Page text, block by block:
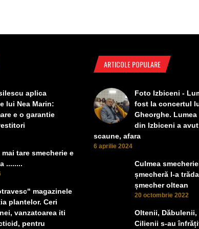
aplica
lui Nea Marin:
e o garantie
mai tare smecherie e
........
magazinele
plantelor. Ceri
vanzatoarea iti
pentru
ARTICOLE POPULARE
Foto Izbiceni -
fost la concertul
Gheorghe.
din Izbiceni a
scaune, afara
6 aprilie 2024
Culmea
șmecheră l-a
șmecher oltean
20 octombrie 2022
Oltenii, Dăbulenii,
Cilienii s-au